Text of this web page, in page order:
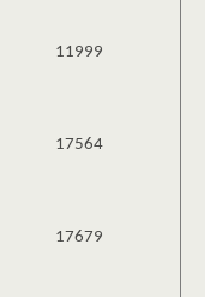
11999
17564
17679